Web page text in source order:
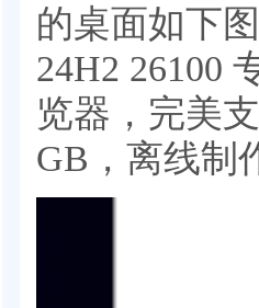
的桌面如下
24H2 26100
览器，完美
GB，离线制